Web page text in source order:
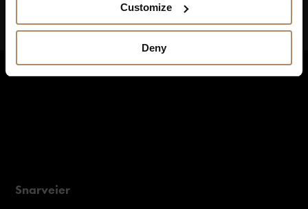
Customize
Deny
Snarveier